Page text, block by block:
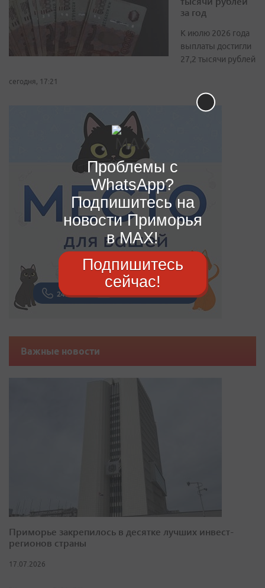
за год
К июлю 2026 года
выплаты достигли
27,2 тысячи рублей
сегодня, 17:21
Важные новости
Приморье закрепилось в десятке лучших инвест-
регионов страны
17.07.2026
Проблемы с
WhatsApp?
Подпишитесь на
новости Приморья
в MAX!
Подпишитесь
сейчас!